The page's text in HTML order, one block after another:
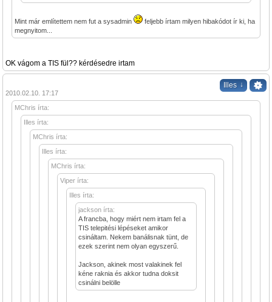
Mint már említettem nem fut a sysadmin
feljebb írtam milyen hibakódot ír ki, ha
megnyitom...
OK vágom a TIS fül?? kérdésedre irtam
Illes ↓
2010.02.10. 17:17
MChris írta:
Illes írta:
MChris írta:
Illes írta:
MChris írta:
Viper írta:
Illes írta:
jackson írta:
A francba, hogy miért nem irtam fel a
TIS telepitési lépéseket amikor
csináltam. Nekem banálisnak tünt, de
ezek szerint nem olyan egyszerű.
Jackson, akinek most valakinek fel
kéne raknia és akkor tudna doksit
csinálni belölle